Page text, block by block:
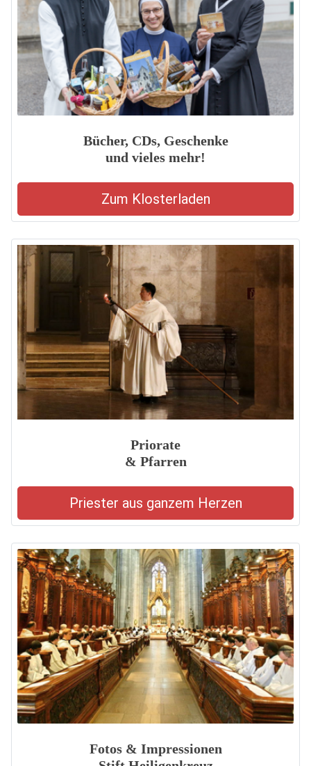
Bücher, CDs, Geschenke
und vieles mehr!
Zum Klosterladen
Priorate
& Pfarren
Priester aus ganzem Herzen
Fotos & Impressionen